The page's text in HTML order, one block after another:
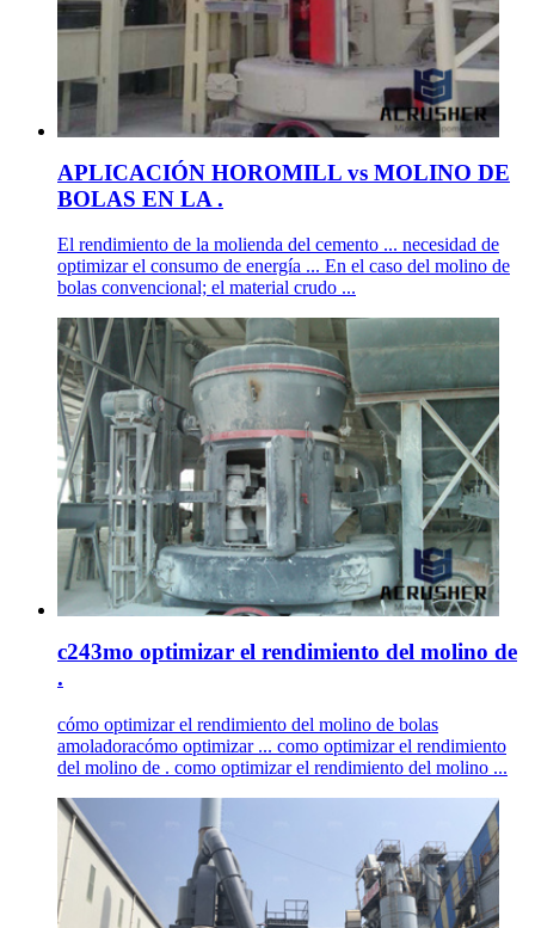
APLICACIÓN HOROMILL vs MOLINO DE
BOLAS EN LA .
El rendimiento de la molienda del cemento ... necesidad de
optimizar el consumo de energía ... En el caso del molino de
bolas convencional; el material crudo ...
c243mo optimizar el rendimiento del molino de
.
cómo optimizar el rendimiento del molino de bolas
amoladoracómo optimizar ... como optimizar el rendimiento
del molino de . como optimizar el rendimiento del molino ...